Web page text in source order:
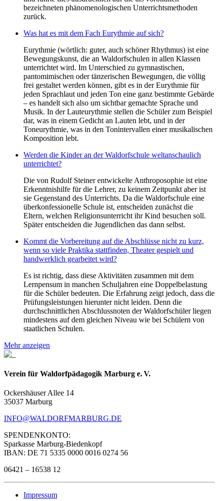
bezeichneten phänomenologischen Unterrichtsmethoden
zurück.
Was hat es mit dem Fach Eurythmie auf sich?
Eurythmie (wörtlich: guter, auch schöner Rhythmus) ist eine
Bewegungskunst, die an Waldorfschulen in allen Klassen
unterrichtet wird. Im Unterschied zu gymnastischen,
pantomimischen oder tänzerischen Bewegungen, die völlig
frei gestaltet werden können, gibt es in der Eurythmie für
jeden Sprachlaut und jeden Ton eine ganz bestimmte Gebärde
– es handelt sich also um sichtbar gemachte Sprache und
Musik. In der Lauteurythmie stellen die Schüler zum Beispiel
dar, was in einem Gedicht an Lauten lebt, und in der
Toneurythmie, was in den Tonintervallen einer musikalischen
Komposition lebt.
Werden die Kinder an der Waldorfschule weltanschaulich
unterrichtet?
Die von Rudolf Steiner entwickelte Anthroposophie ist eine
Erkenntnishilfe für die Lehrer, zu keinem Zeitpunkt aber ist
sie Gegenstand des Unterrichts. Da die Waldorfschule eine
überkonfessionelle Schule ist, entscheiden zunächst die
Eltern, welchen Religionsunterricht ihr Kind besuchen soll.
Später entscheiden die Jugendlichen das dann selbst.
Kommt die Vorbereitung auf die Abschlüsse nicht zu kurz,
wenn so viele Praktika stattfinden, Theater gespielt und
handwerklich gearbeitet wird?
Es ist richtig, dass diese Aktivitäten zusammen mit dem
Lernpensum in manchen Schuljahren eine Doppelbelastung
für die Schüler bedeuten. Die Erfahrung zeigt jedoch, dass die
Prüfungsleistungen hierunter nicht leiden. Denn die
durchschnittlichen Abschlussnoten der Waldorfschüler liegen
mindestens auf dem gleichen Niveau wie bei Schülern von
staatlichen Schulen.
Mehr anzeigen
Verein für Waldorfpädagogik Marburg e. V.
Ockershäuser Allee 14
35037 Marburg
INFO@WALDORFMARBURG.DE
SPENDENKONTO:
Sparkasse Marburg-Biedenkopf
IBAN: DE 71 5335 0000 0016 0274 56
06421 – 16538 12
Impressum